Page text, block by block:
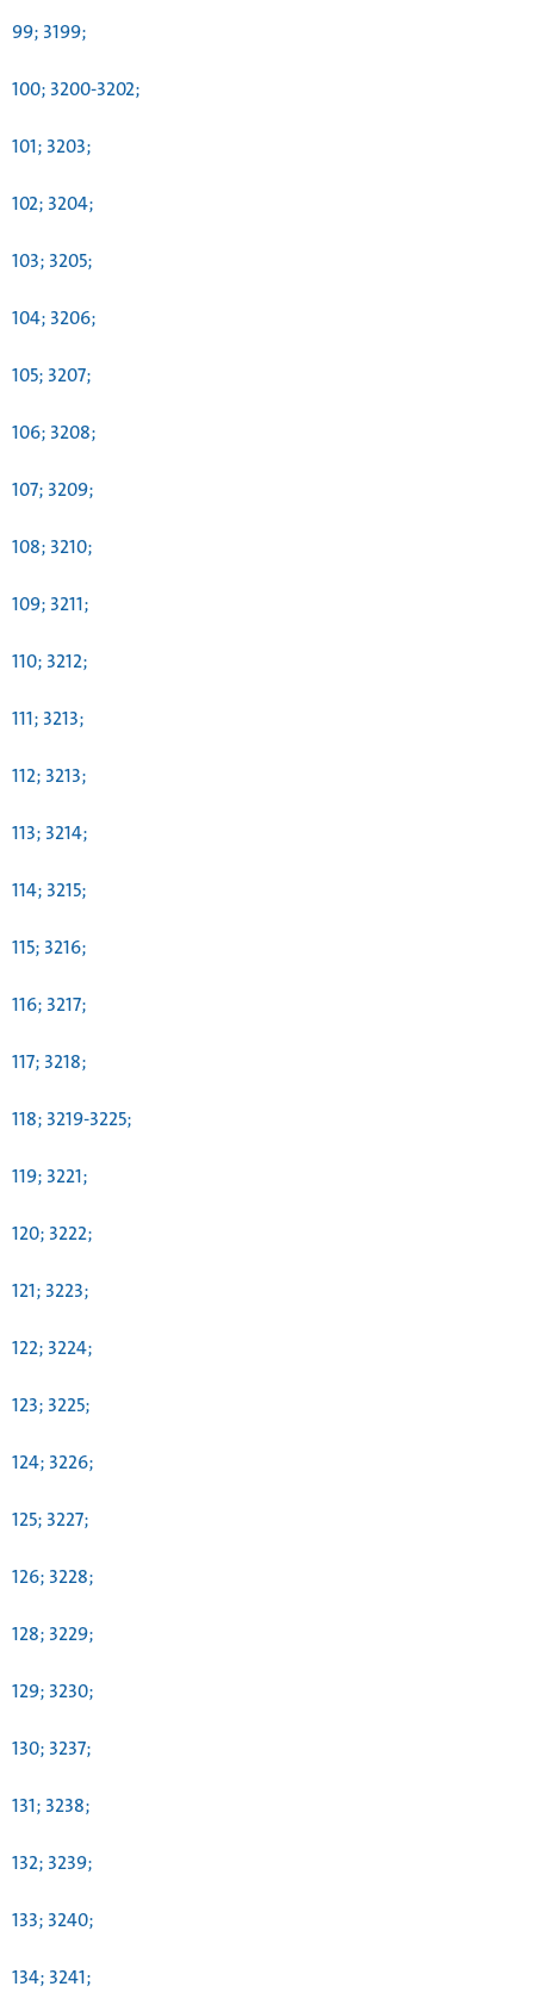
99; 3199;
100; 3200-3202;
101; 3203;
102; 3204;
103; 3205;
104; 3206;
105; 3207;
106; 3208;
107; 3209;
108; 3210;
109; 3211;
110; 3212;
111; 3213;
112; 3213;
113; 3214;
114; 3215;
115; 3216;
116; 3217;
117; 3218;
118; 3219-3225;
119; 3221;
120; 3222;
121; 3223;
122; 3224;
123; 3225;
124; 3226;
125; 3227;
126; 3228;
128; 3229;
129; 3230;
130; 3237;
131; 3238;
132; 3239;
133; 3240;
134; 3241;